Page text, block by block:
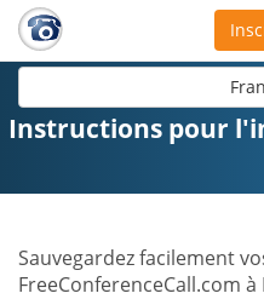
Instructions pour
Sauvegardez facilement
FreeConferenceCall.com à